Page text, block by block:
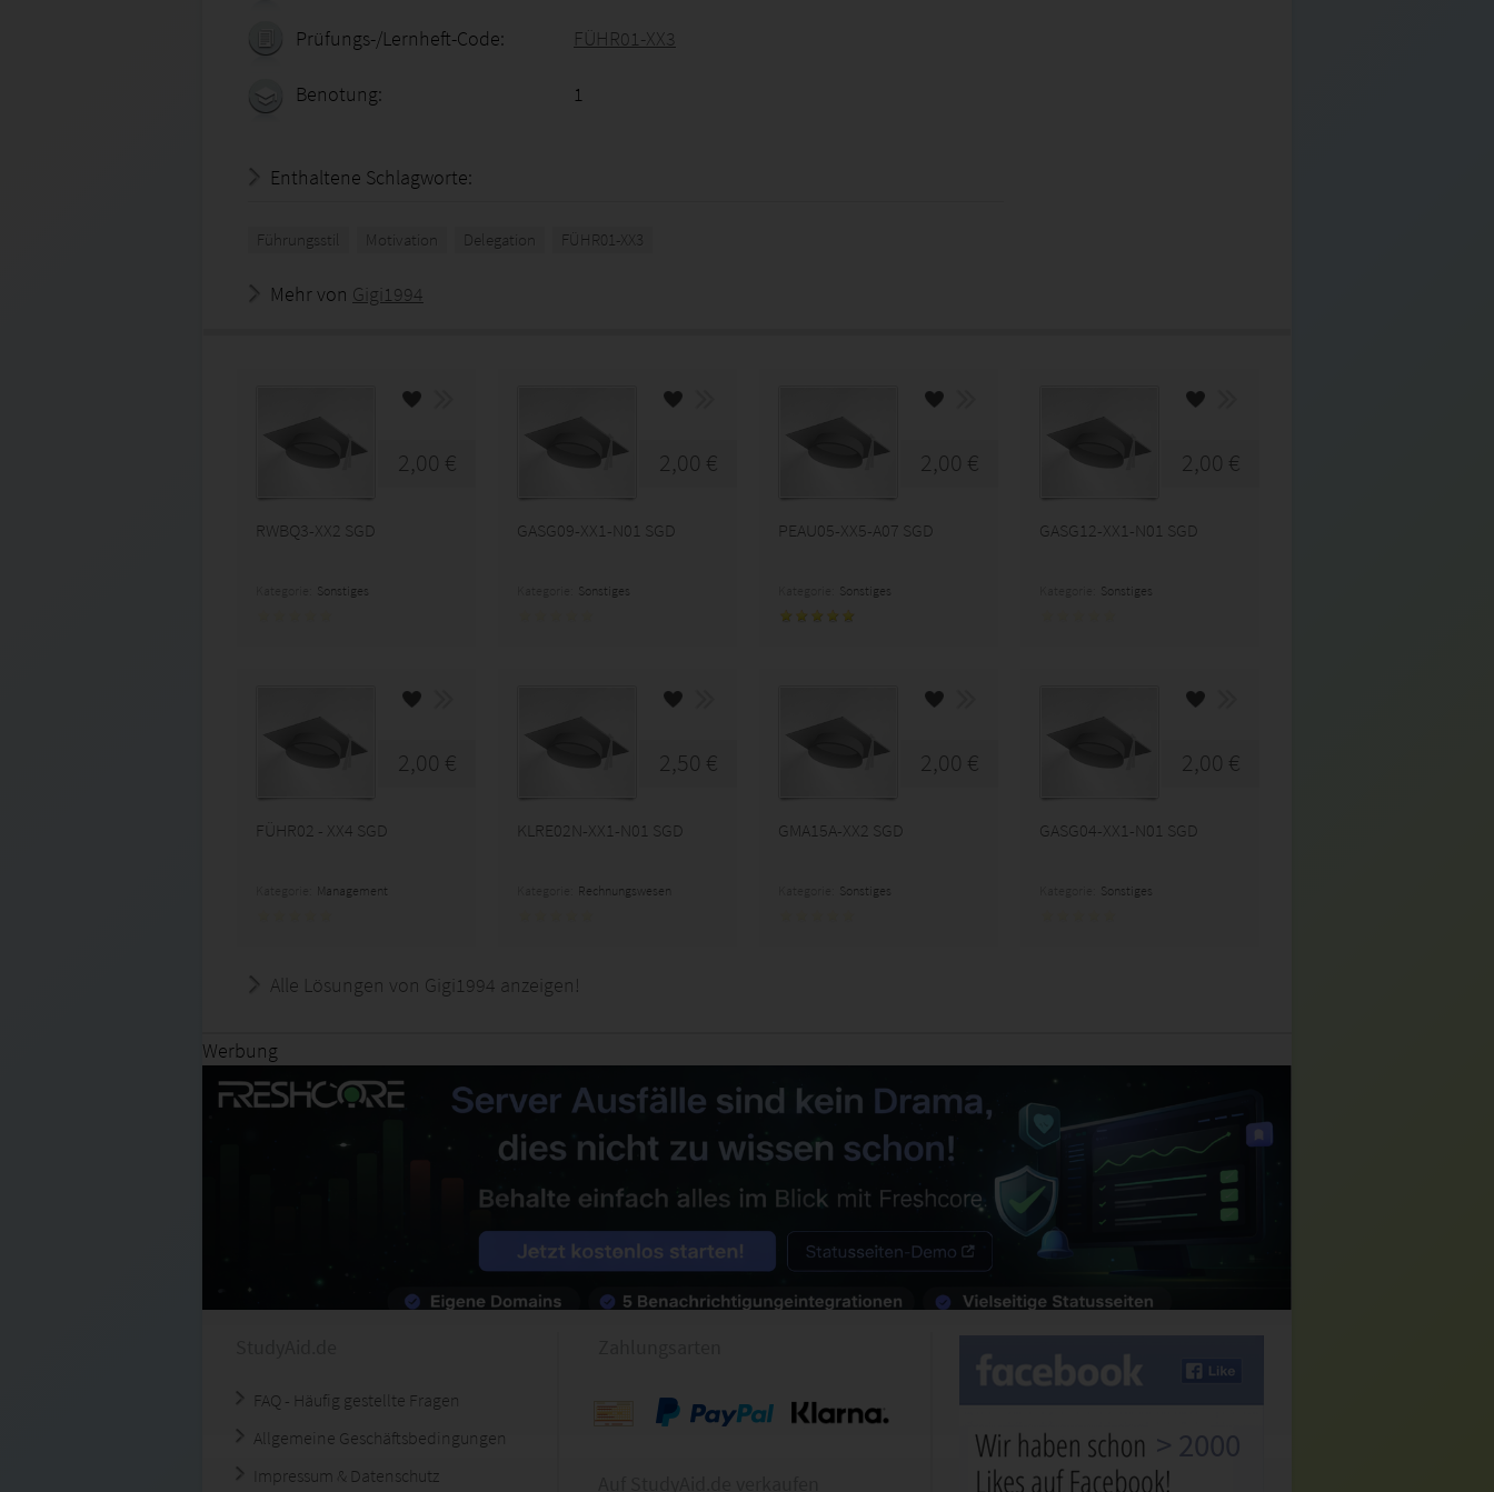
Prüfungs-/Lernheft-Code: FÜHR01-XX3
Benotung: 1
Enthaltene Schlagworte:
Führungsstil Motivation Delegation FÜHR01-XX3
Mehr von Gigi1994
2,00 €
RWBQ3-XX2 SGD
Sonstiges
2,00 €
GASG09-XX1-N01 SGD
Sonstiges
2,00 €
PEAU05-XX5-A07 SGD
Sonstiges
2,00 €
GASG12-XX1-N01 SGD
Sonstiges
2,00 €
FÜHR02 - XX4 SGD
Management
2,50 €
KLRE02N-XX1-N01 SGD
Rechnungswesen
2,00 €
GMA15A-XX2 SGD
Sonstiges
2,00 €
GASG04-XX1-N01 SGD
Sonstiges
Alle Lösungen von Gigi1994 anzeigen!
Werbung
FAQ - Häufig gestellte Fragen
Allgemeine Geschäftsbedingungen
Impressum & Datenschutz
> 2000